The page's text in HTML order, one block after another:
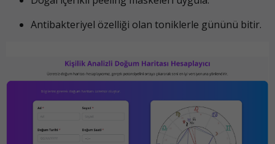
Antibakteriyel özelliği olan toniklerle gününü bitir.